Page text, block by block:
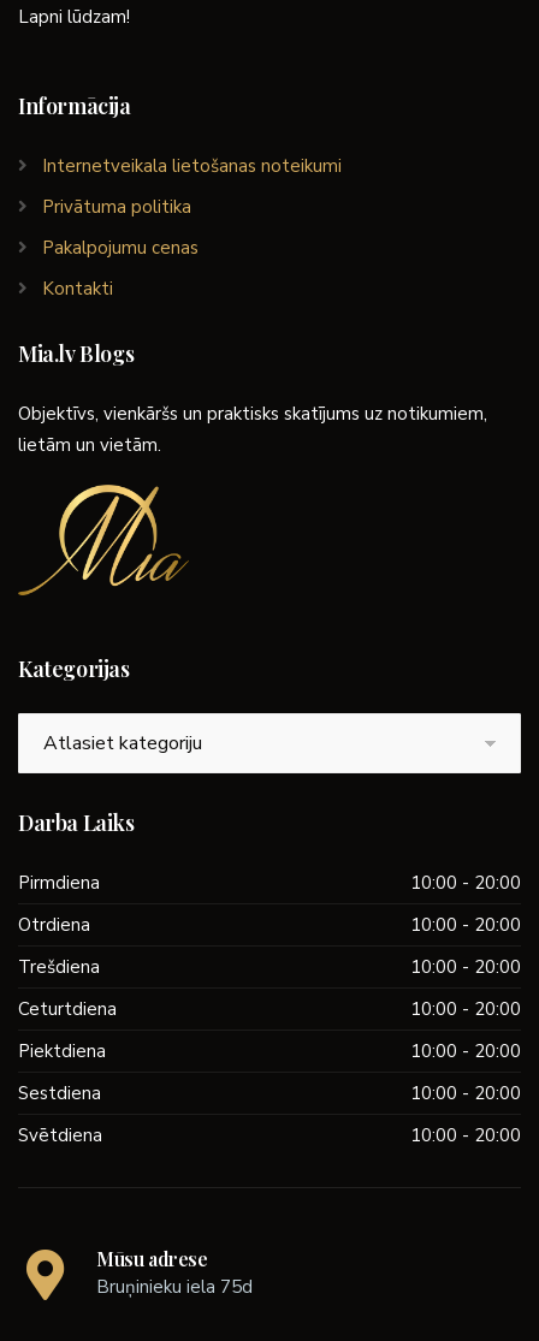
Lapni lūdzam!
Informācija
Internetveikala lietošanas noteikumi
Privātuma politika
Pakalpojumu cenas
Kontakti
Mia.lv Blogs
Objektīvs, vienkāršs un praktisks skatījums uz notikumiem,
lietām un vietām.
Kategorijas
Darba Laiks
Pirmdiena
10:00 - 20:00
Otrdiena
10:00 - 20:00
Trešdiena
10:00 - 20:00
Ceturtdiena
10:00 - 20:00
Piektdiena
10:00 - 20:00
Sestdiena
10:00 - 20:00
Svētdiena
10:00 - 20:00
Mūsu adrese
Bruņinieku iela 75d